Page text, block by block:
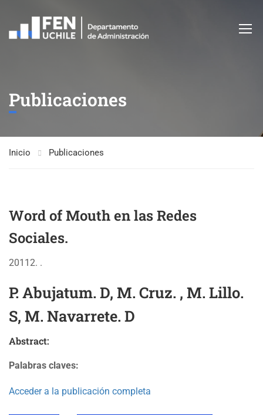
Publicaciones
Inicio Publicaciones
Word of Mouth en las Redes
Sociales.
20112. .
P. Abujatum. D, M. Cruz. , M. Lillo.
S, M. Navarrete. D
Abstract:
Palabras claves:
Acceder a la publicación completa